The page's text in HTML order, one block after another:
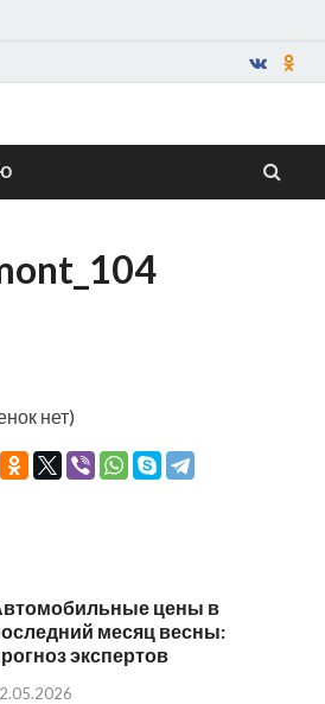
—
нет)
цены в
месяц весны:
экспертов